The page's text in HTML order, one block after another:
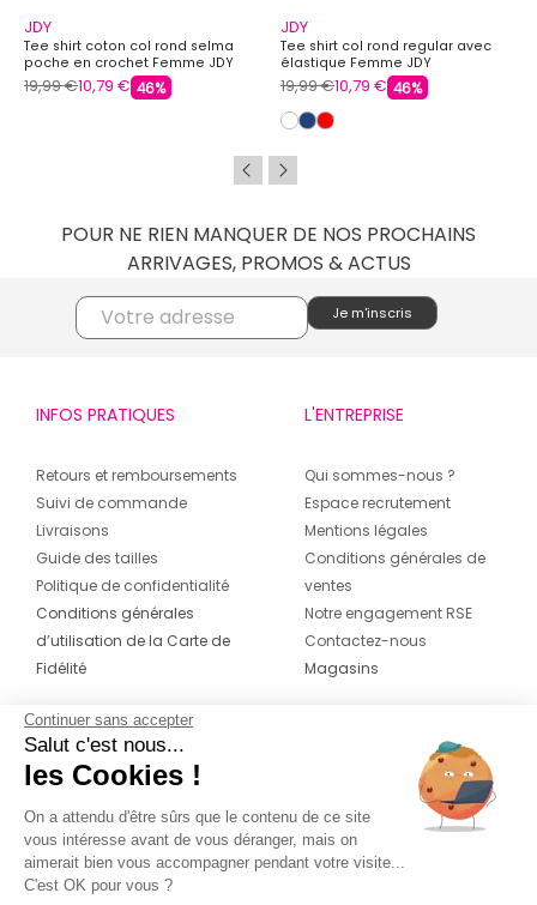
JDY
Tee shirt coton col rond selma
poche en crochet Femme JDY
19,99 €10,79 € 46%
JDY
Tee shirt col rond regular avec
élastique Femme JDY
19,99 €10,79 € 46%
POUR NE RIEN MANQUER DE NOS PROCHAINS
ARRIVAGES, PROMOS & ACTUS
INFOS PRATIQUES
Retours et remboursements
Suivi de commande
Livraisons
Guide des tailles
Politique de confidentialité
Conditions générales
d’utilisation de la Carte de
Fidélité
L'ENTREPRISE
Qui sommes-nous ?
Espace recrutement
Mentions légales
Conditions générales de
ventes
Notre engagement RSE
Contactez-nous
Magasins
CONTACT
04 42 20 78 42
Du lundi au jeudi de 8h30 à 16h30 & le
vendredi de 8h30 à 15h30
Continuer sans accepter
Salut c'est nous...
les Cookies !
On a attendu d'être sûrs que le contenu de ce site
vous intéresse avant de vous déranger, mais on
aimerait bien vous accompagner pendant votre visite...
C'est OK pour vous ?